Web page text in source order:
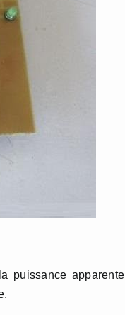
puissance apparente